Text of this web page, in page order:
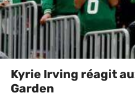
Kyrie Irving réagit
Garden